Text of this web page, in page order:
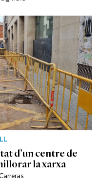
d’un centre de
la xarxa